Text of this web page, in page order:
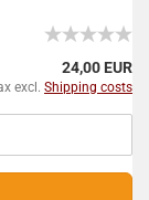
24,00 EUR
excl. Shipping costs